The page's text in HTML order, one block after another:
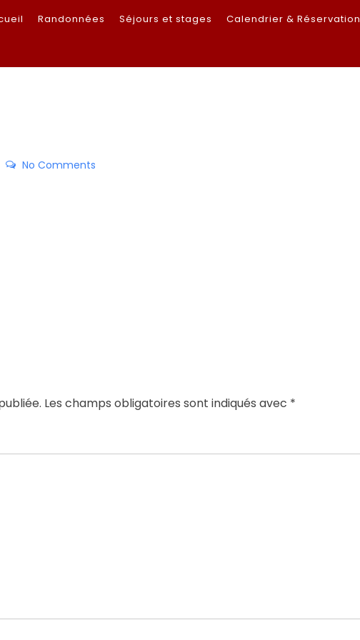
Randonnées Séjours et stages Calendrier & Réservation
No Comments
Les champs obligatoires sont indiqués avec *